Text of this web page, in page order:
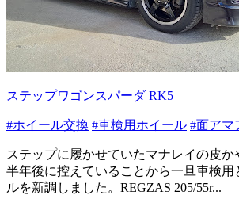
ステップワゴンスパーダ RK5
#ホイール交換 #車検用ホイール #面アマ
ステップに履かせていたマナレイの皮か
半年後に控えていることから一旦車検用
ルを新調しました。REGZAS 205/55r...